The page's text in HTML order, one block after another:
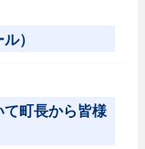
）
て町長から皆様